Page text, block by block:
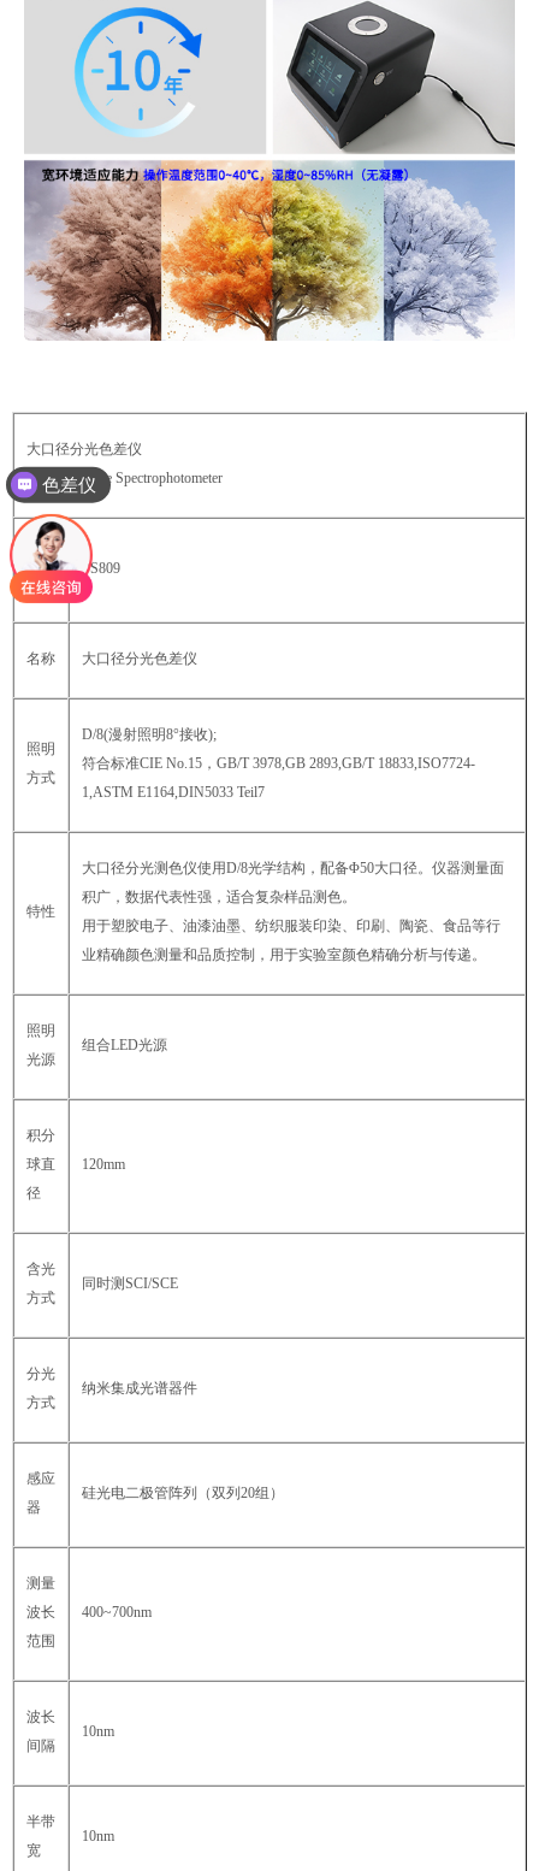
大口径分光色差仪
Large Aperture Spectrophotometer
产品
型号
PS809
名称 大口径分光色差仪
照明
方式
D/8(漫射照明8°接收);
符合标准CIE No.15，GB/T 3978,GB 2893,GB/T 18833,ISO7724-
1,ASTM E1164,DIN5033 Teil7
特性
大口径分光测色仪使用D/8光学结构，配备Φ50大口径。仪器测量面
积广，数据代表性强，适合复杂样品测色。
用于塑胶电子、油漆油墨、纺织服装印染、印刷、陶瓷、食品等行
业精确颜色测量和品质控制，用于实验室颜色精确分析与传递。
照明
光源
组合LED光源
积分
球直
径
120mm
含光
方式
同时测SCI/SCE
分光
方式
纳米集成光谱器件
感应
器
硅光电二极管阵列（双列20组）
测量
波长
范围
400~700nm
波长
间隔
10nm
半带
宽
10nm
色差仪
光泽度仪